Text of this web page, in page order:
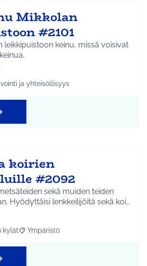
Mikkolan
#2101
leikkipuistoon keinu, missä voisivat
mukaan: Hyrylä
teeman mukaan: Hyvinvointi ja
ja yhteisöllisyys
koirien
#2092
sekä muiden teiden
Hyödyttäisi lenkkeilijöitä sekä koi…
mukaan: Etelä-Tuusulan kylät
kylät Rajaa tulokset teeman mukaan:
Ympäristö